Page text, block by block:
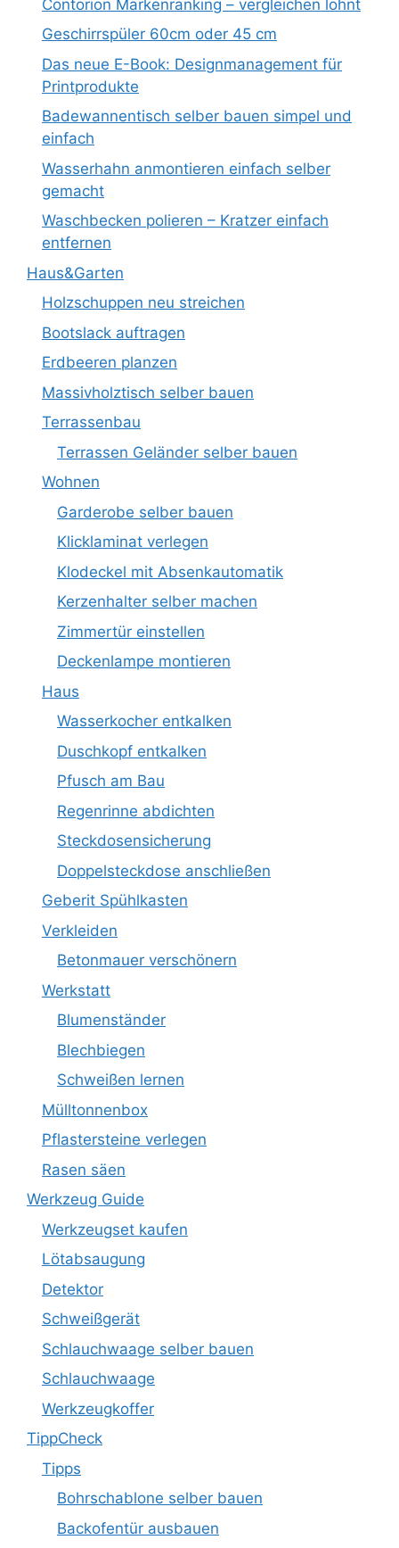
Contorion Markenranking – vergleichen lohnt
Geschirrspüler 60cm oder 45 cm
Das neue E-Book: Designmanagement für
Printprodukte
Badewannentisch selber bauen simpel und
einfach
Wasserhahn anmontieren einfach selber
gemacht
Waschbecken polieren – Kratzer einfach
entfernen
Haus&Garten
Holzschuppen neu streichen
Bootslack auftragen
Erdbeeren planzen
Massivholztisch selber bauen
Terrassenbau
Terrassen Geländer selber bauen
Wohnen
Garderobe selber bauen
Klicklaminat verlegen
Klodeckel mit Absenkautomatik
Kerzenhalter selber machen
Zimmertür einstellen
Deckenlampe montieren
Haus
Wasserkocher entkalken
Duschkopf entkalken
Pfusch am Bau
Regenrinne abdichten
Steckdosensicherung
Doppelsteckdose anschließen
Geberit Spühlkasten
Verkleiden
Betonmauer verschönern
Werkstatt
Blumenständer
Blechbiegen
Schweißen lernen
Mülltonnenbox
Pflastersteine verlegen
Rasen säen
Werkzeug Guide
Werkzeugset kaufen
Lötabsaugung
Detektor
Schweißgerät
Schlauchwaage selber bauen
Schlauchwaage
Werkzeugkoffer
TippCheck
Tipps
Bohrschablone selber bauen
Backofentür ausbauen